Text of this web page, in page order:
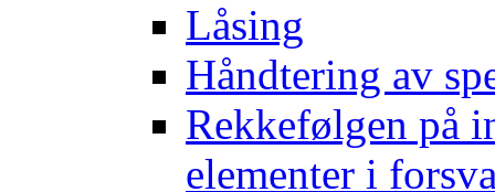
Låsing
Håndtering av
Rekkefølgen på
elementer i